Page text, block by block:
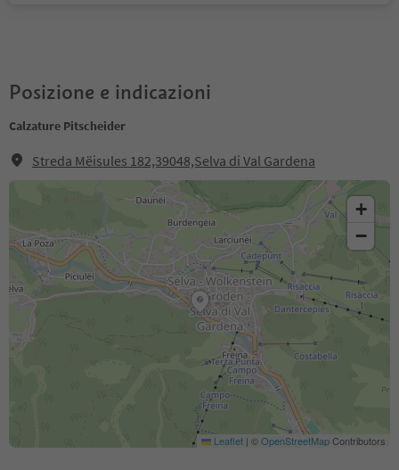
Posizione e indicazioni
Calzature Pitscheider
Streda Mëisules 182,39048,Selva di Val Gardena
+
−
Leaflet | ©OpenStreetMapContributors